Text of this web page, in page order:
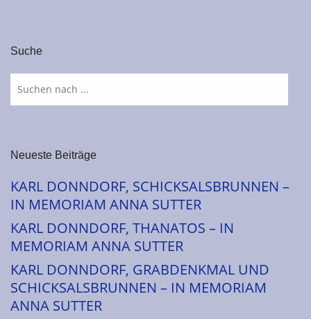
Suche
Neueste Beiträge
KARL DONNDORF, SCHICKSALSBRUNNEN –
IN MEMORIAM ANNA SUTTER
KARL DONNDORF, THANATOS – IN
MEMORIAM ANNA SUTTER
KARL DONNDORF, GRABDENKMAL UND
SCHICKSALSBRUNNEN – IN MEMORIAM
ANNA SUTTER